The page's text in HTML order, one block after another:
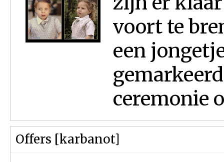
voort te
een
ceremonie
Offers [karbanot]